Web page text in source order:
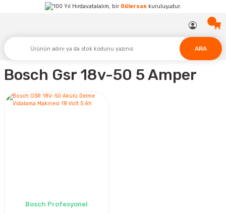
Hırdavatalalım, bir Gülersan kuruluşudur.
ARA
Bosch Gsr 18v-50 5 Amper
Bosch Profesyonel